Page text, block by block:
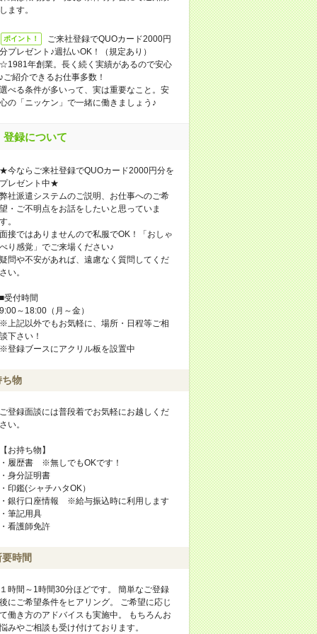
ます。
ポイント！
ご来社登録でQUOカード2000円
プレゼント♪週払いOK！（規定あり）
年創業。長く続く実績があるので安心
ご紹介できるお仕事多数！
べる条件が多いって、実は重要なこと。安
の「ニッケン」で一緒に働きましょう♪
登録について
今ならご来社登録でQUOカード2000円分を
レゼント中★
社派遣システムのご説明、お仕事へのご希
・ご不明点をお話をしたいと思っていま
。
接ではありませんので私服でOK！「おしゃ
り感覚」でご来場ください♪
問や不安があれば、遠慮なく質問してくだ
い。
受付時間
～18:00（月～金）
上記以外でもお気軽に、場所・日程等ご相
下さい！
登録ブースにアクリル板を設置中
物
登録面談には普段着でお気軽にお越しくだ
い。
お持ち物】
履歴書 ※無しでもOKです！
身分証明書
印鑑(シャチハタOK）
銀行口座情報 ※給与振込時に利用します
筆記用具
看護師免許
時間
時間～1時間30分ほどです。 簡単なご登録
にご希望条件をヒアリング。 ご希望に応じ
働き方のアドバイスも実施中。 もちろんお
みやご相談も受け付けております。